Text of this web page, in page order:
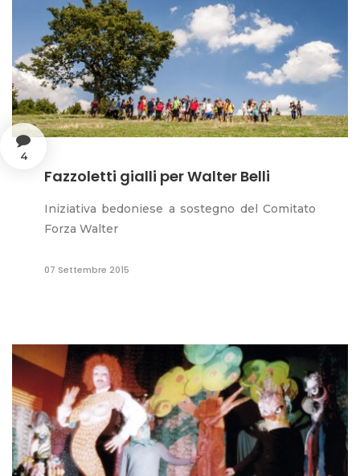
4
Fazzoletti gialli per Walter Belli
Iniziativa bedoniese a sostegno del Comitato
Forza Walter
07 Settembre 2015